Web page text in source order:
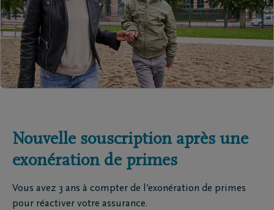
Nouvelle souscription après une
exonération de primes
Vous avez 3 ans à compter de l’exonération de primes
pour réactiver votre assurance.